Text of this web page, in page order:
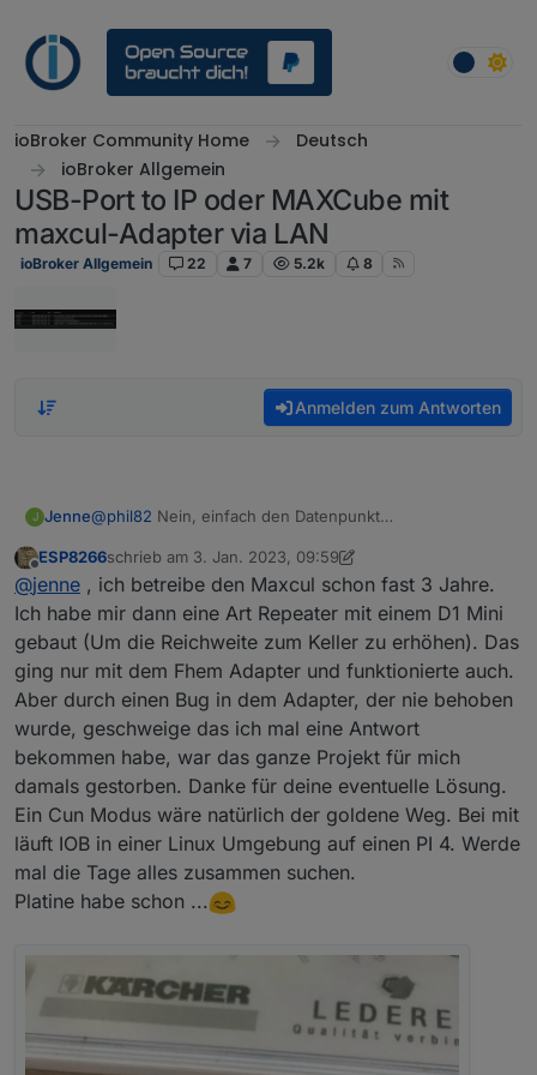
ioBroker Community Home
Deutsch
ioBroker Allgemein
USB-Port to IP oder MAXCube mit
maxcul-Adapter via LAN
ioBroker Allgemein 22 7 5.2k 8
Anmelden zum Antworten
J Jenne@phil82 Nein, einfach den Datenpunkt
los geht es. Aber das Pairing ist sehr tricky. Oft brauchte
ich mehere Versuche.
Offline
ESP8266schrieb am 3. Jan. 2023, 09:59
zuletzt editiert von ESP82661. März 2023, 11:48
@jenne , ich betreibe den Maxcul schon fast 3 Jahre.
Ich habe mir dann eine Art Repeater mit einem D1 Mini
gebaut (Um die Reichweite zum Keller zu erhöhen). Das
ging nur mit dem Fhem Adapter und funktionierte auch.
Aber durch einen Bug in dem Adapter, der nie behoben
wurde, geschweige das ich mal eine Antwort
bekommen habe, war das ganze Projekt für mich
damals gestorben. Danke für deine eventuelle Lösung.
Ein Cun Modus wäre natürlich der goldene Weg. Bei mit
läuft IOB in einer Linux Umgebung auf einen PI 4. Werde
mal die Tage alles zusammen suchen.
Platine habe schon ...